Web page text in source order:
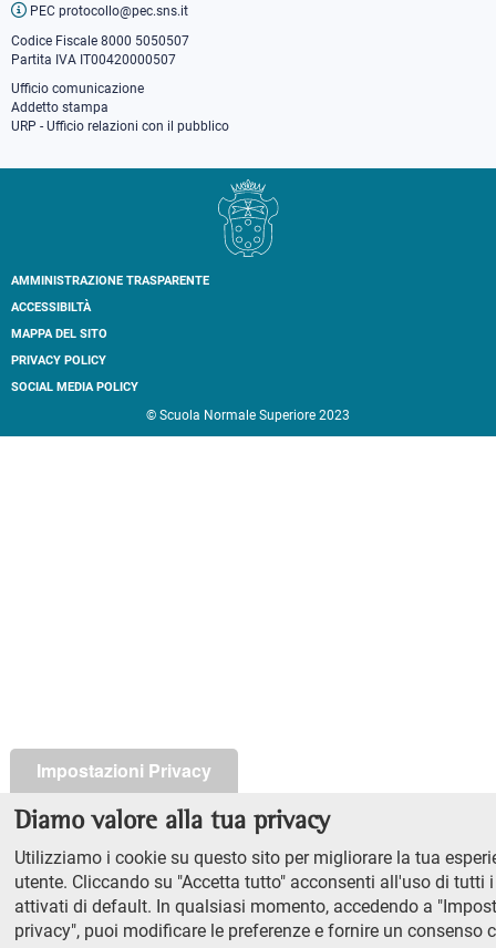
Impostazioni Privacy
Diamo valore alla tua privacy
Utilizziamo i cookie su questo sito per migliorare la tua
utente. Cliccando su "Accetta tutto" acconsenti all'uso di tutti
attivati di default. In qualsiasi momento, accedendo a
privacy", puoi modificare le preferenze e fornire un consenso
PEC protocollo@pec.sns.it
Codice Fiscale 8000 5050507
Partita IVA IT00420000507
Ufficio comunicazione
Addetto stampa
URP - Ufficio relazioni con il pubblico
Footer
secondary
navigation
AMMINISTRAZIONE TRASPARENTE
ACCESSIBILTÀ
MAPPA DEL SITO
PRIVACY POLICY
SOCIAL MEDIA POLICY
© Scuola Normale Superiore 2023